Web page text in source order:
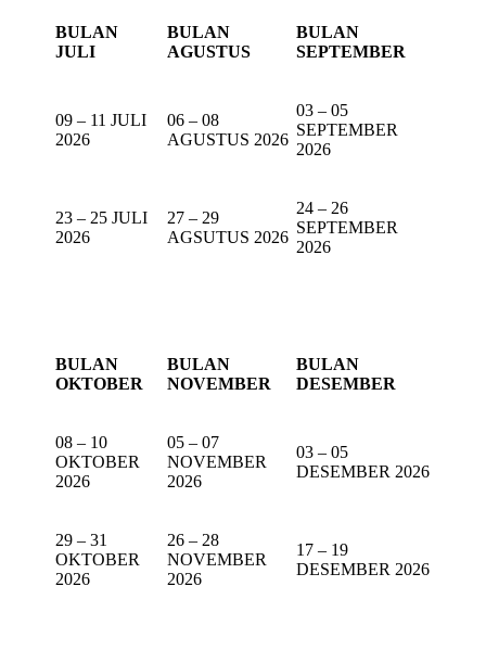
BULAN
JULI
BULAN
AGUSTUS
BULAN
SEPTEMBER
09 – 11 JULI
2026
06 – 08
AGUSTUS 2026
03 – 05
SEPTEMBER
2026
23 – 25 JULI
2026
27 – 29
AGSUTUS 2026
24 – 26
SEPTEMBER
2026
BULAN
OKTOBER
BULAN
NOVEMBER
BULAN
DESEMBER
08 – 10
OKTOBER
2026
05 – 07
NOVEMBER
2026
03 – 05
DESEMBER 2026
29 – 31
OKTOBER
2026
26 – 28
NOVEMBER
2026
17 – 19
DESEMBER 2026